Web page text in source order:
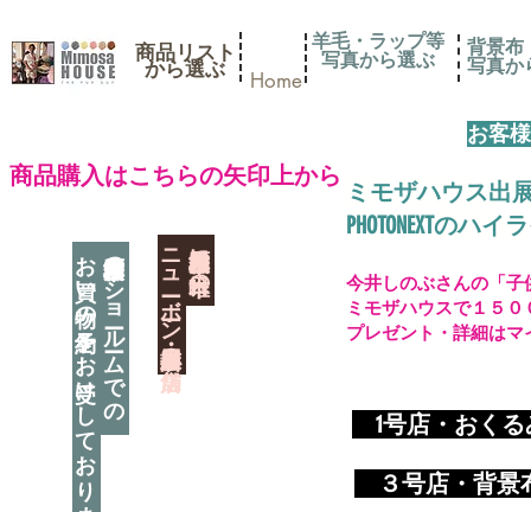
商品リスト
​から選ぶ Home
​商品購入はこちらの矢印上から
神奈川県相模原市に日本唯一の
​ニューボーン撮影用小道具店・３店舗
羊毛・ラップ等
写真から選ぶ
背景布
写真か
お客
ミモザハウス出
PHOTONEXTのハ
神奈川県相模原市のショールームでの
お買い物の予約をお受けしております 1号店・おく
​ ３号店・背
今井しのぶさんの「
ミモザハウスで１５
プレゼント・詳細は